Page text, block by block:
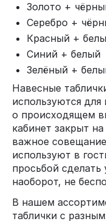
Золото +
Серебро +
Красный +
Синий + белый
Зелёный +
Навесные
используются
о происходящем
кабинет закрыт
важное
используют в
просьбой
наоборот, не
В нашем
таблички с